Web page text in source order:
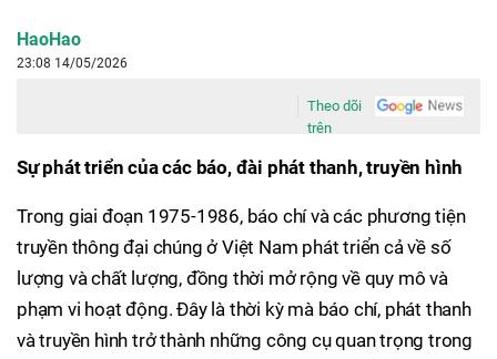
HaoHao
23:08 14/05/2026
Theo dõi
trên
Sự phát triển của các báo, đài phát thanh, truyền hình
Trong giai đoạn 1975-1986, báo chí và các phương tiện
truyền thông đại chúng ở Việt Nam phát triển cả về số
lượng và chất lượng, đồng thời mở rộng về quy mô và
phạm vi hoạt động. Đây là thời kỳ mà báo chí, phát thanh
và truyền hình trở thành những công cụ quan trọng trong